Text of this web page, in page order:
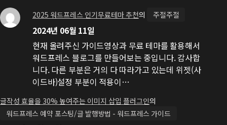
2025 워드프레스 인기무료테마 추천의 주절주절
2024년 06월 11일
현재 올려주신 가이드영상과 무료 테마를 활용해서
워드프레스 블로그를 만들어보는 중입니다. 감사합
니다. 다른 부분은 거의 다 따라가고 있는데 위젯(사
이드바)설정 부분이 적용이…
글작성 효율을 30% 높여주는 이미지 삽입 플러그인의
워드프레스 예약 포스팅/글 발행방법 - 워드프레스 가이드